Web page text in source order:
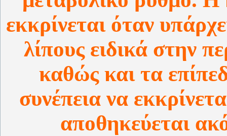
εκκρίνεται όταν
λίπους ειδικά στην
καθώς και τα
συνέπεια να
αποθηκεύεται